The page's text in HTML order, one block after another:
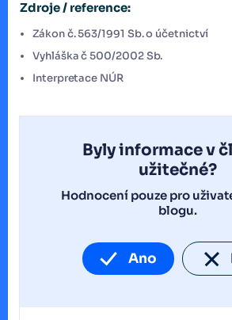
Zdroje / reference:
Zákon č. 563/1991 Sb. o účetnictví
Vyhláška č 500/2002 Sb.
Interpretace NÚR
Byly informace v
užitečné?
Hodnocení pouze pro
blogu.
Ano